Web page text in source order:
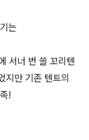
는
서너 번 쓸 꼬리텐
지만 기존 텐트의
!